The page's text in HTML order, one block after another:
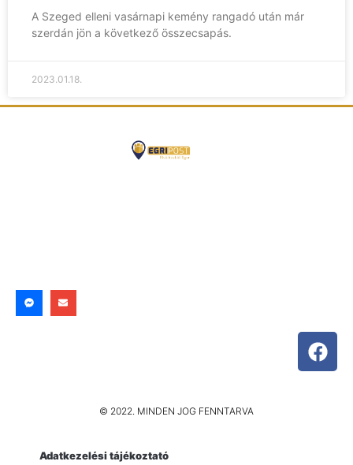
A Szeged elleni vasárnapi kemény rangadó után már
szerdán jön a következő összecsapás.
2023.01.18.
© 2022. MINDEN JOG FENNTARVA
Adatkezelési tájékoztató